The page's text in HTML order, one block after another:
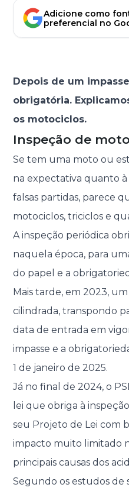
Adicione como
preferencial no
Depois de um
obrigatória.
os motociclos.
Inspeção de
Se tem uma moto ou
na expectativa quanto à
falsas partidas, parece
motociclos, triciclos e
A inspeção periódica
naquela época, para
do papel e a
Mais tarde, em 2023,
cilindrada, transpondo
data de entrada em
impasse e a
1 de janeiro de 2025.
Já no final de 2024, o
lei que obriga à
seu Projeto de Lei com
impacto muito limitado
principais causas dos
Segundo os estudos de